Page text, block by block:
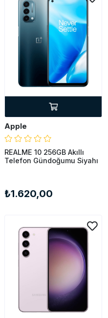
Apple
REALME 10 256GB Akıllı
Telefon Gündoğumu Siyahı
₺1.620,00